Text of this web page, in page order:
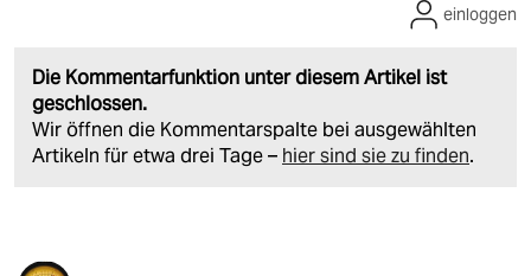
Die Kommentarfunktion unter diesem Artikel ist
geschlossen.
Wir öffnen die Kommentarspalte bei ausgewählten
Artikeln für etwa drei Tage – hier sind sie zu finden.
einloggen